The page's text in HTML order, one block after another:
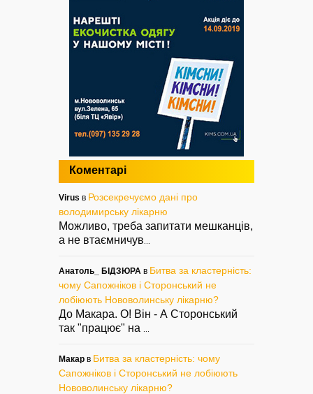
Коментарі
Virus в Розсекречуємо дані про
володимирську лікарню
Можливо, треба запитати мешканців,
а не втаємничув
Анатоль_ БІДЗЮРА в Битва за кластерність:
чому Сапожніков і Сторонський не
лобіюють Нововолинську лікарню?
До Макара. О! Він - А Сторонський
так "працює" на
Макар в Битва за кластерність: чому
Сапожніков і Сторонський не лобіюють
Нововолинську лікарню?